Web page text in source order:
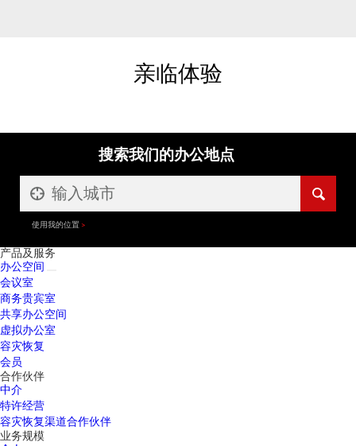
亲临体验
搜索我们的办公地点
使用我的位置
产品及服务
办公空间
会议室
商务贵宾室
共享办公空间
虚拟办公室
容灾恢复
会员
合作伙伴
中介
特许经营
容灾恢复渠道合作伙伴
业务规模